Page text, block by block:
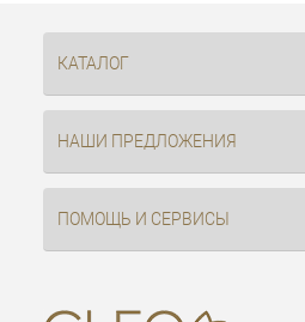
КАТАЛОГ
НАШИ ПРЕДЛОЖЕНИЯ
ПОМОЩЬ И СЕРВИСЫ